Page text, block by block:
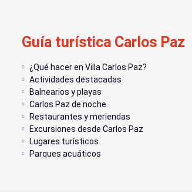
Guía turística Carlos Paz
¿Qué hacer en Villa Carlos Paz?
Actividades destacadas
Balnearios y playas
Carlos Paz de noche
Restaurantes y meriendas
Excursiones desde Carlos Paz
Lugares turísticos
Parques acuáticos